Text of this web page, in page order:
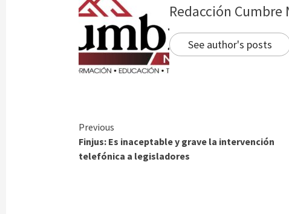
Redacción Cumbre
See author's posts
Continue
Reading
Previous
Finjus: Es inaceptable y grave la intervención
telefónica a legisladores